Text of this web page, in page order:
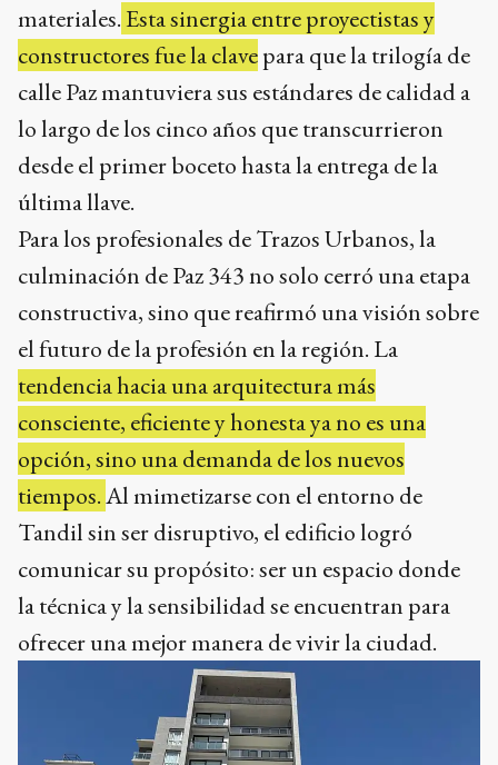
materiales.Esta sinergia entre proyectistas y
constructores fue la clavepara que la trilogía de
calle Paz mantuviera sus estándares de calidad a
lo largo de los cinco años que transcurrieron
desde el primer boceto hasta la entrega de la
última llave.
Para los profesionales de Trazos Urbanos, la
culminación de Paz 343 no solo cerró una etapa
constructiva, sino que reafirmó una visión sobre
el futuro de la profesión en la región. La
tendencia hacia una arquitectura más
consciente, eficiente y honesta ya no es una
opción, sino una demanda de los nuevos
tiempos.Al mimetizarse con el entorno de
Tandil sin ser disruptivo, el edificio logró
comunicar su propósito: ser un espacio donde
la técnica y la sensibilidad se encuentran para
ofrecer una mejor manera de vivir la ciudad.